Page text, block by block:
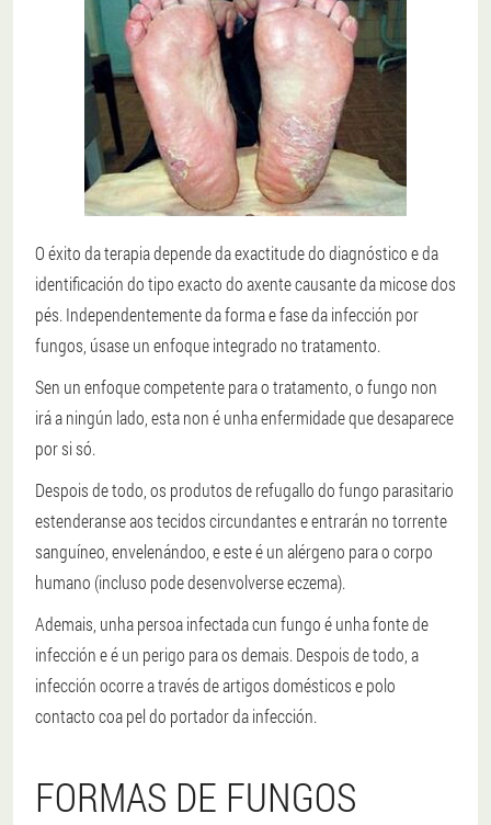
O éxito da terapia depende da exactitude do diagnóstico e da
identificación do tipo exacto do axente causante da micose dos
pés. Independentemente da forma e fase da infección por
fungos, úsase un enfoque integrado no tratamento.
Sen un enfoque competente para o tratamento, o fungo non
irá a ningún lado, esta non é unha enfermidade que desaparece
por si só.
Despois de todo, os produtos de refugallo do fungo parasitario
estenderanse aos tecidos circundantes e entrarán no torrente
sanguíneo, envelenándoo, e este é un alérgeno para o corpo
humano (incluso pode desenvolverse eczema).
Ademais, unha persoa infectada cun fungo é unha fonte de
infección e é un perigo para os demais. Despois de todo, a
infección ocorre a través de artigos domésticos e polo
contacto coa pel do portador da infección.
FORMAS DE FUNGOS